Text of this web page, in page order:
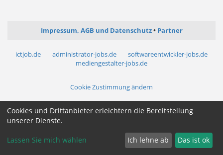
Impressum, AGB und Datenschutz Partner
ictjob.de administrator-jobs.de
softwareentwickler-jobs.de
mediengestalter-jobs.de
Cookie Zustimmung ändern
Cookies und Drittanbieter erleichtern die Bereitstellung
unserer Dienste.
Lassen Sie mich wählen Ich lehne ab Das ist ok